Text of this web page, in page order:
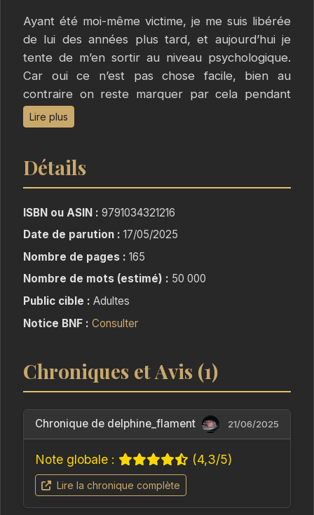
Ayant été moi-même victime, je me suis libérée
de lui des années plus tard, et aujourd’hui je
tente de m’en sortir au niveau psychologique.
Car oui ce n’est pas chose facile, bien au
contraire on reste marquer par cela pendant
très longtemps. N’oubliez pas que vous êtes
victime et non coupable même si on essaie de
Je vois un professionnel de santé pour m’aider,
j’ai également intégrer un groupe de paroles.
seules dans cette situation. Tout ça pour vous
dire, vous pouvez vous en sortir !!
Lire plus
Détails
ISBN ou ASIN : 9791034321216
Date de parution : 17/05/2025
Nombre de pages : 165
Nombre de mots (estimé) : 50 000
Public cible : Adultes
Notice BNF : Consulter
Chroniques et Avis (1)
Chronique de delphine_flament 21/06/2025
Note globale : (4,3/5)
Lire la chronique complète